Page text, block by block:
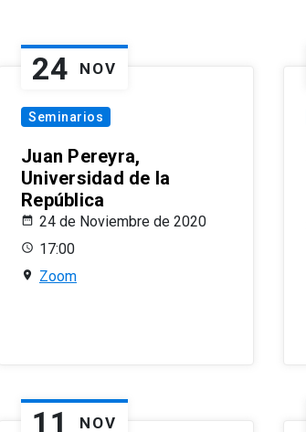
24 NOV
Seminarios
Juan Pereyra,
Universidad de la
República
24 de Noviembre de 2020
17:00
Zoom
11 NOV